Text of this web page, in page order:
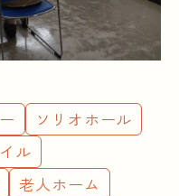
ソリオホール
ル
老人ホーム